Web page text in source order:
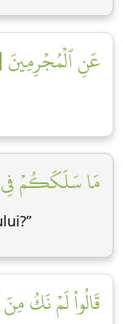
عَنِ ٱلۡمُجۡرِمِينَ
مَا سَلَكَكُمۡ فِي
قَالُواْ لَمۡ نَكُ مِنَ